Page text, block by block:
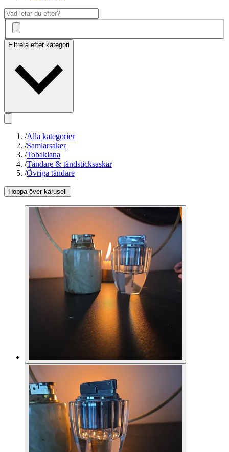
Filtrera efter kategori
/Alla kategorier
/Samlarsaker
/Tobakiana
/Tändare & tändsticksaskar
/Övriga tändare
Hoppa över karusell